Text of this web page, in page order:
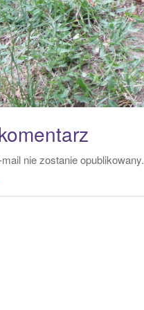
nie zostanie opublikowany.